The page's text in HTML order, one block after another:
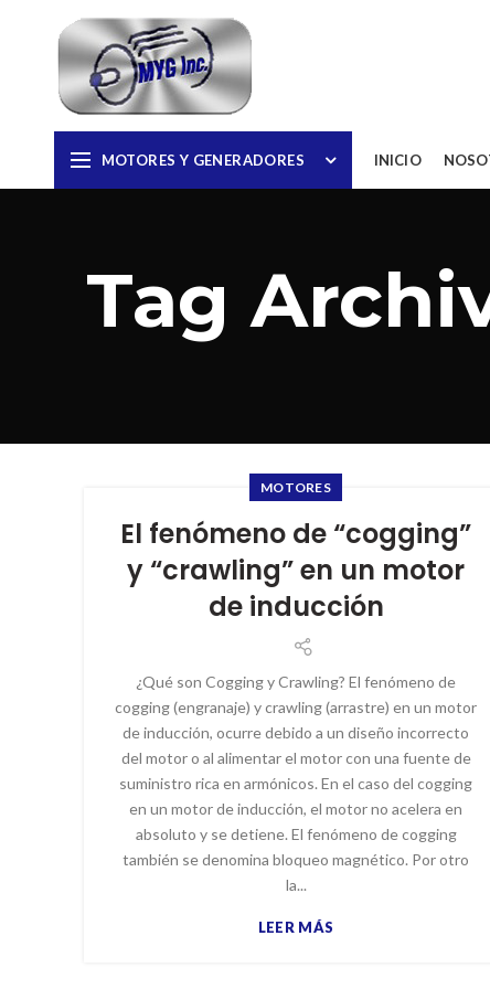
MOTORES Y GENERADORES INICIO
Tag
MOTORES
El fenómeno de “cogging”
y “crawling” en un motor
de inducción
¿Qué son Cogging y Crawling? El fenómeno de
cogging (engranaje) y crawling (arrastre) en un motor
de inducción, ocurre debido a un diseño incorrecto
del motor o al alimentar el motor con una fuente de
suministro rica en armónicos. En el caso del cogging
en un motor de inducción, el motor no acelera en
absoluto y se detiene. El fenómeno de cogging
también se denomina bloqueo magnético. Por otro
la...
LEER MÁS